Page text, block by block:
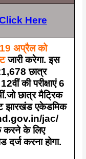
Here
19 अप्रैल को
जारी करेगा. इस
छात्र
की परीक्षाएं 6
छात्र मैट्रिक
झारखंड एकेडमिक
jac/
के लिए
दर्ज करना होगा.